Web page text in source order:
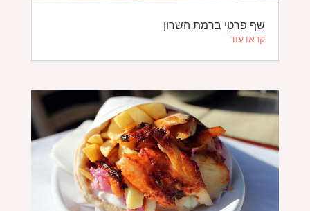
שף פרטי ברמת השרון
קראו עוד